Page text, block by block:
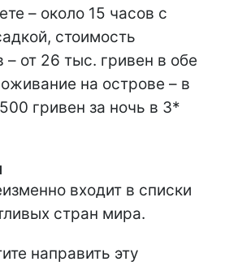
– около 15 часов с
стоимость
– от 26 тыс. гривен в обе
на острове – в
гривен за ночь в 3*
входит в списки
стран мира.
направить эту